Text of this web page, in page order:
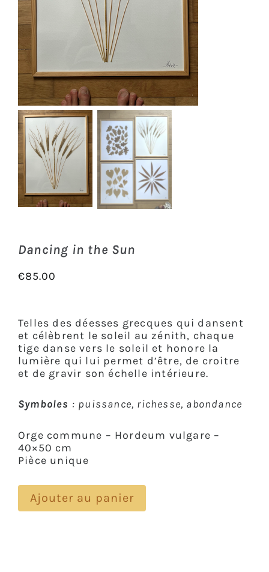
Dancing in the Sun
€85.00
Telles des déesses grecques qui dansent
et célèbrent le soleil au zénith, chaque
tige danse vers le soleil et honore la
lumière qui lui permet d’être, de croitre
et de gravir son échelle intérieure.
Symboles : puissance, richesse, abondance
Orge commune – Hordeum vulgare –
40×50 cm
Pièce unique
Ajouter au panier